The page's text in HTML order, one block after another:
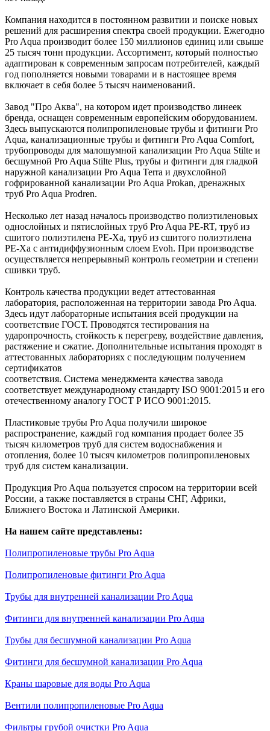
Компания находится в постоянном развитии и поиске новых
решений для расширения спектра своей продукции. Ежегодно
Pro Aqua производит более 150 миллионов единиц или свыше
25 тысяч тонн продукции. Ассортимент, который полностью
адаптирован к современным запросам потребителей, каждый
год пополняется новыми товарами и в настоящее время
включает в себя более 5 тысяч наименований.
Завод "Про Аква", на котором идет производство линеек
бренда, оснащен современным европейским оборудованием.
Здесь выпускаются полипропиленовые трубы и фитинги Pro
Aqua, канализационные трубы и фитинги Pro Aqua Comfort,
трубопроводы для малошумной канализации Pro Aqua Stilte и
бесшумной Pro Aqua Stilte Plus, трубы и фитинги для гладкой
наружной канализации Pro Aqua Terra и двухслойной
гофрированной канализации Pro Aqua Prokan, дренажных
труб Pro Aqua Prodren.
Несколько лет назад началось производство полиэтиленовых
однослойных и пятислойных труб Pro Aqua PE-RT, труб из
сшитого полиэтилена PE-Xa, труб из сшитого полиэтилена
PE-Xa с антидиффузионным слоем Evoh. При производстве
осуществляется непрерывный контроль геометрии и степени
сшивки труб.
Контроль качества продукции ведет аттестованная
лаборатория, расположенная на территории завода Pro Aqua.
Здесь идут лабораторные испытания всей продукции на
соответствие ГОСТ. Проводятся тестирования на
ударопрочность, стойкость к перегреву, воздействие давления,
растяжение и сжатие. Дополнительные испытания проходят в
аттестованных лабораториях с последующим получением
сертификатов
соответствия. Система менеджмента качества завода
соответствует международному стандарту ISO 9001:2015 и его
отечественному аналогу ГОСТ Р ИСО 9001:2015.
Пластиковые трубы Pro Aqua получили широкое
распространение, каждый год компания продает более 35
тысяч километров труб для систем водоснабжения и
отопления, более 10 тысяч километров полипропиленовых
труб для систем канализации.
Продукция Pro Aqua пользуется спросом на территории всей
России, а также поставляется в страны СНГ, Африки,
Ближнего Востока и Латинской Америки.
На нашем сайте представлены:
Полипропиленовые трубы Pro Aqua
Полипропиленовые фитинги Pro Aqua
Трубы для внутренней канализации Pro Aqua
Фитинги для внутренней канализации Pro Aqua
Трубы для бесшумной канализации Pro Aqua
Фитинги для бесшумной канализации Pro Aqua
Краны шаровые для воды Pro Aqua
Вентили полипропиленовые Pro Aqua
Фильтры грубой очистки Pro Aqua